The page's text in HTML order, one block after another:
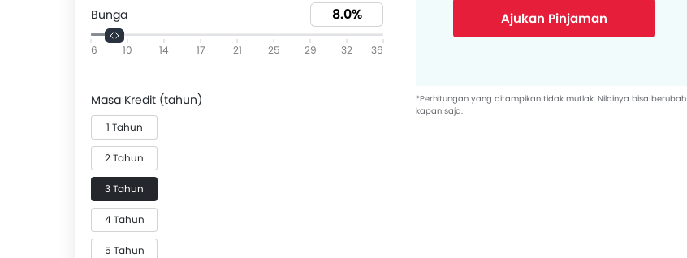
Bunga
6 10 14 17 21 25 29 32 36
Masa Kredit (tahun)
1 Tahun
2 Tahun
3 Tahun
4 Tahun
5 Tahun
Ajukan Pinjaman
*Perhitungan yang ditampikan tidak mutlak. Nilainya bisa berubah
kapan saja.